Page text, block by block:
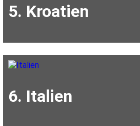
5. Kroatien
6. Italien